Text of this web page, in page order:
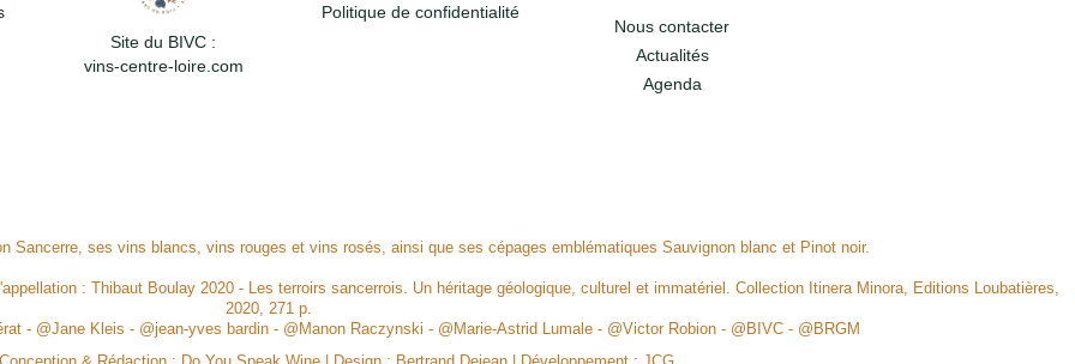
Site du BIVC :
vins-centre-loire.com
Politique de confidentialité
Nous contacter
Actualités
Agenda
Sancerre, ses vins blancs, vins rouges et vins rosés, ainsi que ses cépages emblématiques Sauvignon blanc et Pinot noir.
: Thibaut Boulay 2020 - Les terroirs sancerrois. Un héritage géologique, culturel et immatériel. Collection Itinera Minora, Editions Loubatières,
2020, 271 p.
- @Jane Kleis - @jean-yves bardin - @Manon Raczynski - @Marie-Astrid Lumale - @Victor Robion - @BIVC - @BRGM